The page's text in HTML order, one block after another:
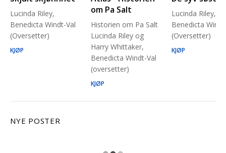
Lucinda Riley,
Benedicta Windt-Val
(Oversetter)
KJØP
om Pa Salt
Historien om Pa Salt
Lucinda Riley og
Harry Whittaker,
Benedicta Windt-Val
(oversetter)
KJØP
Lucinda Riley,
Benedicta
(Oversetter)
KJØP
NYE POSTER